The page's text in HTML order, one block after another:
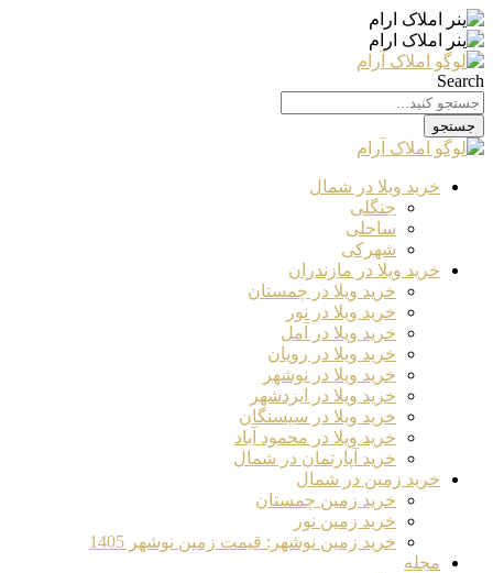
Search
جستجو
خرید ویلا در شمال
جنگلی
ساحلی
شهرکی
خرید ویلا در مازندران
خرید ویلا در چمستان
خرید ویلا در نور
خرید ویلا در آمل
خرید ویلا در رویان
خرید ویلا در نوشهر
خرید ویلا در ایزدشهر
خرید ویلا در سیسنگان
خرید ویلا در محمود آباد
خرید آپارتمان در شمال
خرید زمین در شمال
خرید زمین چمستان
خرید زمین نور
خرید زمین نوشهر: قیمت زمین نوشهر 1405
مجله